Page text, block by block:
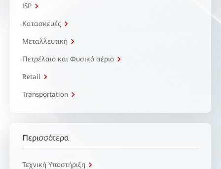
ISP
Κατασκευές
Μεταλλευτική
Πετρέλαιο και Φυσικό αέριο
Retail
Transportation
Περισσότερα
Τεχνική Υποστήριξη